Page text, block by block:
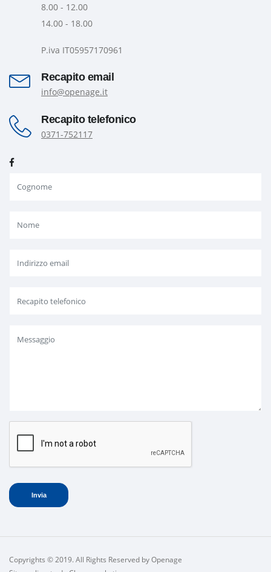
8.00 - 12.00
14.00 - 18.00
P.iva IT05957170961
Recapito email
info@openage.it
Recapito telefonico
0371-752117
Copyrights © 2019. All Rights Reserved by Openage